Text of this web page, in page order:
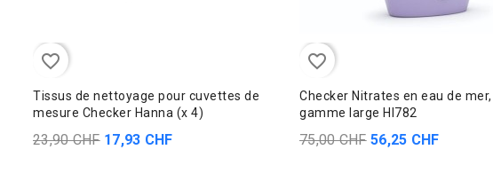
favorite_border
Tissus de nettoyage pour cuvettes de
mesure Checker Hanna (x 4)
23,90 CHF 17,93 CHF
favorite_border
Checker Nitrates en eau de mer,
gamme large HI782
75,00 CHF 56,25 CHF